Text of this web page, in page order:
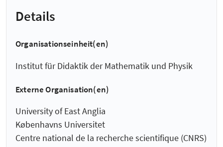
Details
Organisationseinheit(en)
Institut für Didaktik der Mathematik und Physik
Externe Organisation(en)
University of East Anglia
Københavns Universitet
Centre national de la recherche scientifique (CNRS)